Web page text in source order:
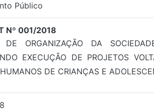
Público
Nº 001/2018
DE ORGANIZAÇÃO DA
EXECUÇÃO DE PROJETOS
DE CRIANÇAS E